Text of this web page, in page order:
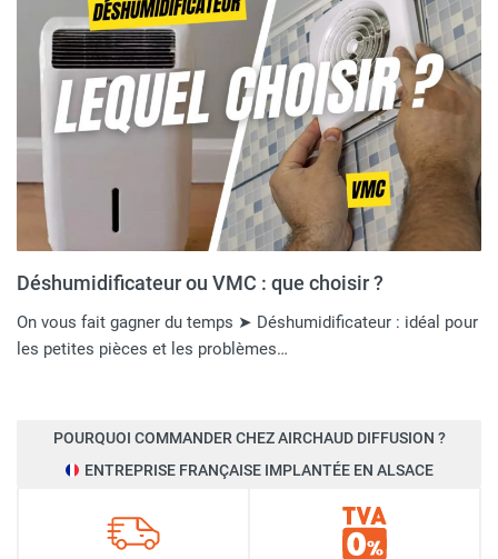
Déshumidificateur ou VMC : que choisir ?
On vous fait gagner du temps ➤ Déshumidificateur : idéal pour
les petites pièces et les problèmes…
POURQUOI COMMANDER CHEZ AIRCHAUD DIFFUSION ?
ENTREPRISE FRANÇAISE IMPLANTÉE EN ALSACE